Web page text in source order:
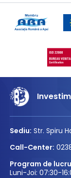
Sediu: Str. Spiru
Call-Center:
Program de
Luni-Joi: 07:30-